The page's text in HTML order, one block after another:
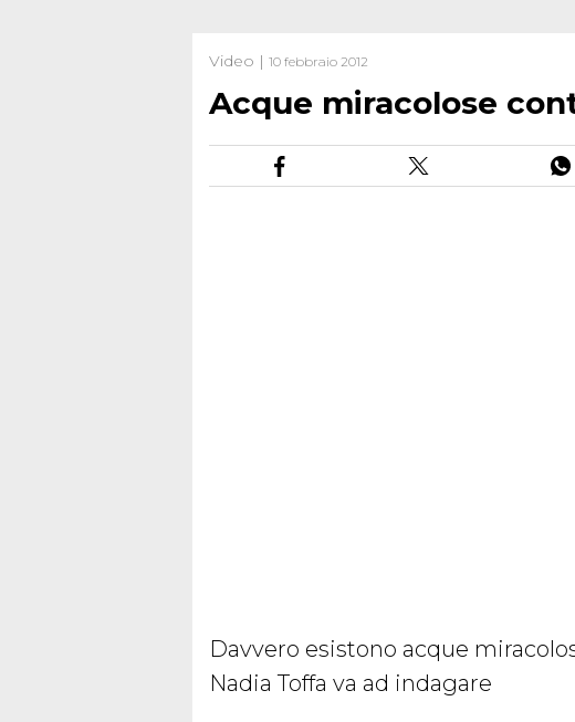
Video | 10 febbraio 2012
Acque miracolose
Davvero esistono acque
Nadia Toffa va ad indagare